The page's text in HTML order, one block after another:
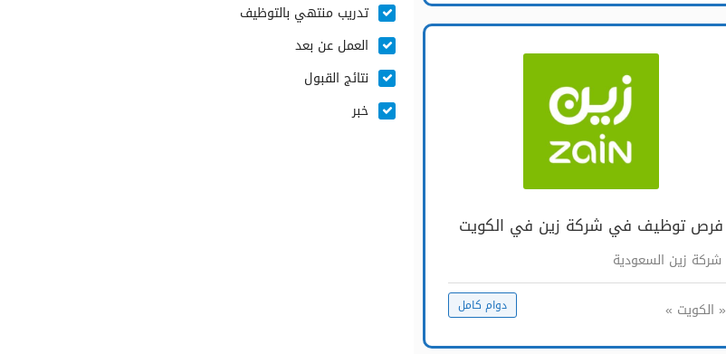
فرص توظيف في شركة زين في الكويت
شركة زين السعودية
« الكويت » دوام كامل
تدريب منتهي بالتوظيف
العمل عن بعد
نتائج القبول
خبر